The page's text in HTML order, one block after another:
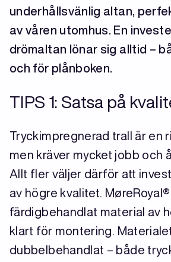
underhållsvänlig altan,
av våren utomhus. En
drömaltan lönar sig alltid –
och för plånboken.
TIPS 1: Satsa på
Tryckimpregnerad trall är en
men kräver mycket jobb och
Allt fler väljer därför att
av högre kvalitet.
färdigbehandlat material av
klart för montering.
dubbelbehandlat – både